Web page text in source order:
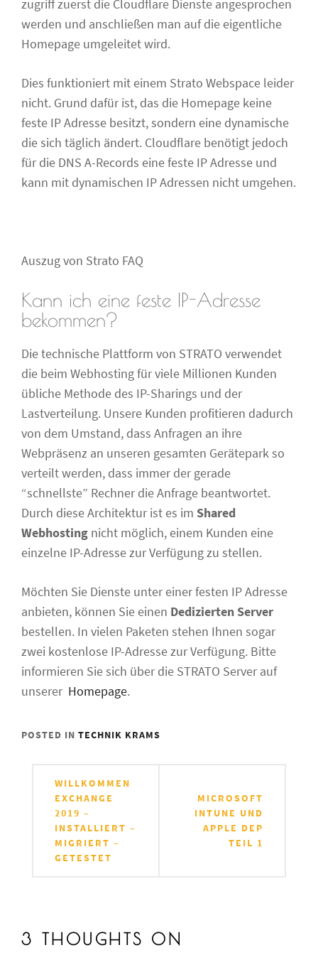
zugriff zuerst die Cloudflare Dienste angesprochen
werden und anschließen man auf die eigentliche
Homepage umgeleitet wird.
Dies funktioniert mit einem Strato Webspace leider
nicht. Grund dafür ist, das die Homepage keine
feste IP Adresse besitzt, sondern eine dynamische
die sich täglich ändert. Cloudflare benötigt jedoch
für die DNS A-Records eine feste IP Adresse und
kann mit dynamischen IP Adressen nicht umgehen.
Auszug von Strato FAQ
Kann ich eine feste IP-Adresse
bekommen?
Die technische Plattform von STRATO verwendet
die beim Webhosting für viele Millionen Kunden
übliche Methode des IP-Sharings und der
Lastverteilung. Unsere Kunden profitieren dadurch
von dem Umstand, dass Anfragen an ihre
Webpräsenz an unseren gesamten Gerätepark so
verteilt werden, dass immer der gerade
“schnellste” Rechner die Anfrage beantwortet.
Durch diese Architektur ist es im Shared
Webhosting nicht möglich, einem Kunden eine
einzelne IP-Adresse zur Verfügung zu stellen.
Möchten Sie Dienste unter einer festen IP Adresse
anbieten, können Sie einen Dedizierten Server
bestellen. In vielen Paketen stehen Ihnen sogar
zwei kostenlose IP-Adresse zur Verfügung. Bitte
informieren Sie sich über die STRATO Server auf
unserer Homepage.
POSTED IN TECHNIK KRAMS
Beitragsnavigation
WILLKOMMEN
EXCHANGE
2019 –
INSTALLIERT –
MIGRIERT –
GETESTET
MICROSOFT
INTUNE UND
APPLE DEP
TEIL 1
3 THOUGHTS ON